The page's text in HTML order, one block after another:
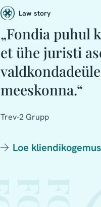
Law story
„Fondia puhul
et ühe juristi
meeskonna.“
Trev-2 Grupp
Loe